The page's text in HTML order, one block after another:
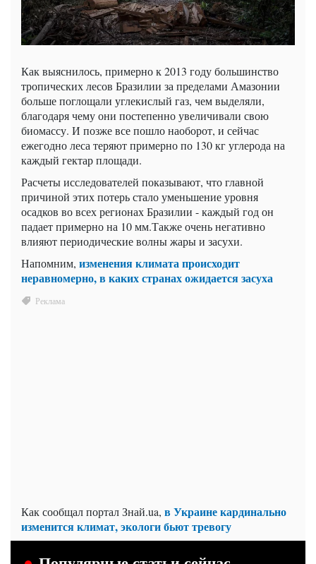
Каквыяснилось, примерно к 2013 году большинство
тропических лесов Бразилии за пределами Амазонии
больше поглощали углекислый газ, чем выделяли,
благодаря чему они постепенно увеличивали свою
биомассу. И позже все пошло наоборот, и сейчас
ежегодно леса теряют примерно по 130 кг углерода на
каждый гектар площади.
Расчеты исследователей показывают, что главной
причиной этих потерь стало уменьшение уровня
осадков во всех регионах Бразилии - каждый год он
падает примерно на 10 мм.Также очень негативно
влияют периодические волны жары и засухи.
Напомним, изменения климата происходит
неравномерно, в каких странах ожидается засуха
Как сообщал портал Знай.ua, в Украине кардинально
изменится климат, экологи бьют тревогу